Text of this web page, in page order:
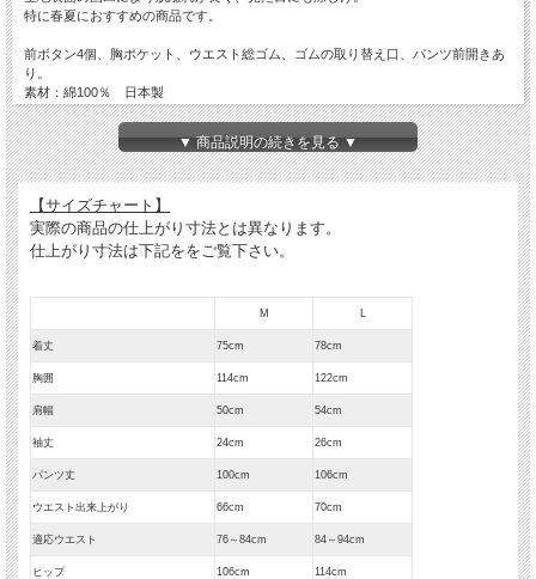
特に春夏におすすめの商品です。
前ボタン4個、胸ポケット、ウエスト総ゴム、ゴムの取り替え口、パンツ前開きあ
り。
素材：綿100％ 日本製
播州織とは
兵庫県北播磨地域で考案、糸染め、織り、加工された織物。
約220年の伝統があり、自然な風合い、豊かな色彩、肌触りの良さが特徴です。
※お使いのPC、スマートフォンの機種によって、実際の色味と見え方が異なる場
合がございます。
予めご了承ください。
▼ 商品説明の続きを見る ▼
【サイズチャート】
実際の商品の仕上がり寸法とは異なります。
仕上がり寸法は下記ををご覧下さい。
M
着丈 75cm 78cm
胸囲 114cm 122cm
肩幅 50cm 54cm
袖丈 24cm 26cm
パンツ丈 100cm 106cm
ウエスト出来上がり 66cm 70cm
適応ウエスト 76～84cm 84～94cm
ヒップ 106cm 114cm